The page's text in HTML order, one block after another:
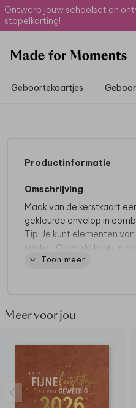
Ontwerp jouw schoolset en
stapelkorting!
Geboortekaartjes
Productinformatie
Omschrijving
Maak van de kerstkaart
gekleurde envelop in
Tip! Je kunt elementen
sticker. Open de kaart in
in het andere tabblad. Nu
• Op één vel zitten 25
Meer dan 1 vel nodig?
winkelmandje.
Toon meer
Meer voor jou